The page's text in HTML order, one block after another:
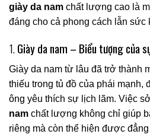
giày da nam chất lượng cao là
đáng cho cả phong cách lẫn sức
1.Giày da nam – Biểu tượng của
Giày da nam từ lâu đã trở thành
thiếu trong tủ đồ của phái mạnh,
ông yêu thích sự lịch lãm. Việc
nam chất lượng không chỉ giúp
riêng mà còn thể hiện được